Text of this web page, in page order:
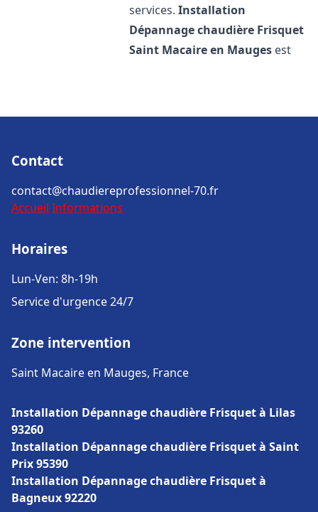
services.Installation
Dépannage chaudière Frisquet
Saint Macaire en Mauges est
Contact
contact@chaudiereprofessionnel-70.fr
Accueil Informations
Horaires
Lun-Ven: 8h-19h
Service d'urgence 24/7
Zone intervention
Saint Macaire en Mauges, France
Installation Dépannage chaudière Frisquet à Lilas
93260
Installation Dépannage chaudière Frisquet à Saint
Prix 95390
Installation Dépannage chaudière Frisquet à
Bagneux 92220